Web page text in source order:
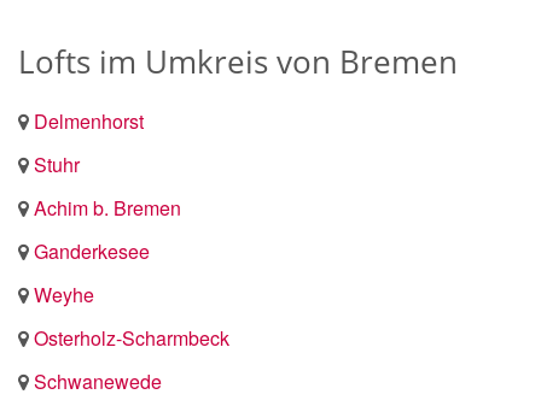
Lofts im Umkreis von Bremen
Delmenhorst
Stuhr
Achim b. Bremen
Ganderkesee
Weyhe
Osterholz-Scharmbeck
Schwanewede